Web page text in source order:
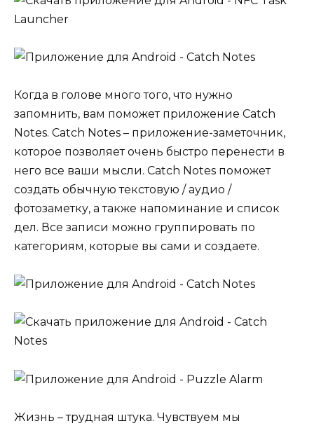
Когда в голове много того, что нужно
запомнить, вам поможет приложение Catch
Notes. Catch Notes – приложение-заметочник,
которое позволяет очень быстро перенести в
него все ваши мысли. Catch Notes поможет
создать обычную текстовую / аудио /
фотозаметку, а также напоминание и список
дел. Все записи можно группировать по
категориям, которые вы сами и создаете.
Жизнь – трудная штука. Чувствуем мы